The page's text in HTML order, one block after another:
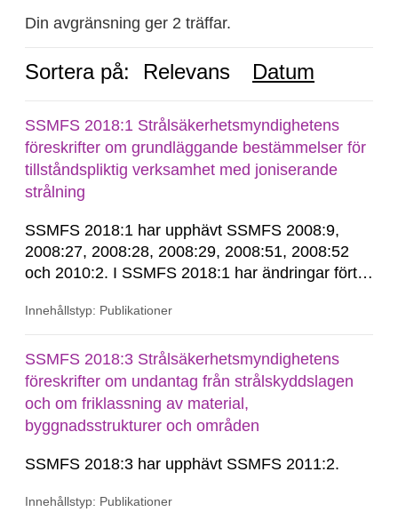
Din avgränsning ger 2 träffar.
Sortera på: Relevans Datum
SSMFS 2018:1 Strålsäkerhetsmyndighetens
föreskrifter om grundläggande bestämmelser för
tillståndspliktig verksamhet med joniserande
strålning
SSMFS 2018:1 har upphävt SSMFS 2008:9,
2008:27, 2008:28, 2008:29, 2008:51, 2008:52
och 2010:2. I SSMFS 2018:1 har ändringar förts
SSMFS 2022:14, SSMFS 2024:2 och SSMFS
Innehållstyp: Publikationer
SSMFS 2018:3 Strålsäkerhetsmyndighetens
föreskrifter om undantag från strålskyddslagen
och om friklassning av material,
byggnadsstrukturer och områden
SSMFS 2018:3 har upphävt SSMFS 2011:2.
Innehållstyp: Publikationer